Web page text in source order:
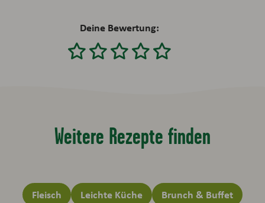
Deine Bewertung:
Weitere Rezepte finden
Fleisch Leichte Küche
Brunch & Buffet